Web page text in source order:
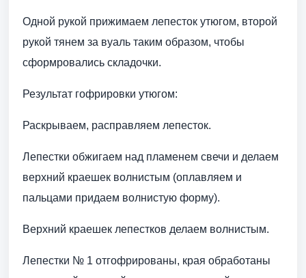
Одной рукой прижимаем лепесток утюгом, второй
рукой тянем за вуаль таким образом, чтобы
сформровались складочки.
Результат гофрировки утюгом:
Раскрываем, расправляем лепесток.
Лепестки обжигаем над пламенем свечи и делаем
верхний краешек волнистым (оплавляем и
пальцами придаем волнистую форму).
Верхний краешек лепестков делаем волнистым.
Лепестки № 1 отгофрированы, края обработаны